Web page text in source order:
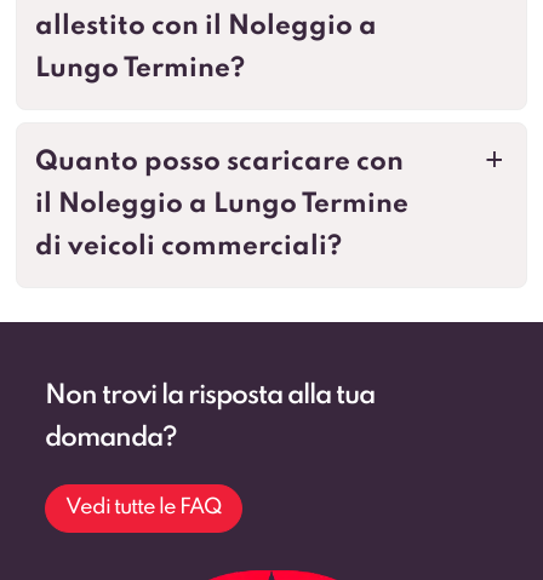
allestito con il Noleggio a
Lungo Termine?
a
Quanto posso scaricare con
il Noleggio a Lungo Termine
di veicoli commerciali?
Non trovi la risposta alla tua
domanda?
Vedi tutte le FAQ